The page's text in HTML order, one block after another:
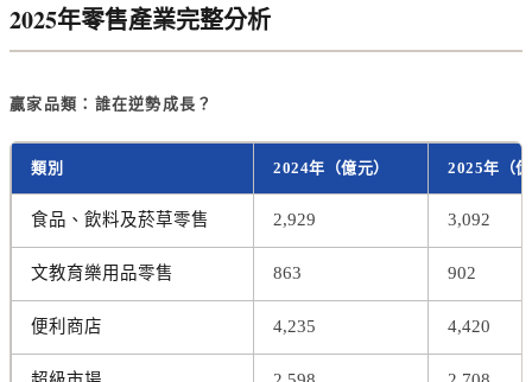
2025年零售產業完整分析
贏家品類：誰在逆勢成長？
類別 2024年（億元） 2025年（
食品、飲料及菸草零售 2,929 3,092
文教育樂用品零售 863 902
便利商店 4,235 4,420